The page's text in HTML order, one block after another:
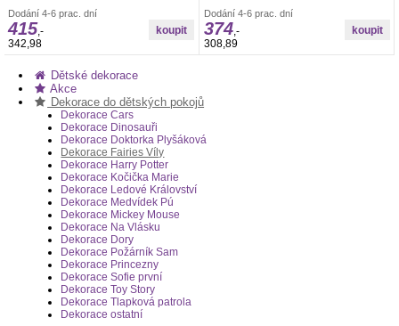
42,5 x 65 cm. Pokud je pevná zeď, tak lze
lepit i opakovaně. nálepky se aplikují
jednotlivě. Záleží jen na Vás, jak pokojíček
vydekorujete. Materiál bez ftalátů.
Dodání 4-6 prac. dní
415,-
342,98
x 65 cm. Pokud je pevná zeď, tak lze lepit i
opakovaně. nálepky se aplikují jednotlivě.
Záleží jen na Vás, jak pokojíček
vydekorujete. Materiál bez ftalátů.
Dodání 4-6 prac. dní
374,-
308,89
Dětské dekorace
Akce
Dekorace do dětských pokojů
Dekorace Cars
Dekorace Dinosauři
Dekorace Doktorka Plyšáková
Dekorace Fairies Víly
Dekorace Harry Potter
Dekorace Kočička Marie
Dekorace Ledové Království
Dekorace Medvídek Pú
Dekorace Mickey Mouse
Dekorace Na Vlásku
Dekorace Dory
Dekorace Požárník Sam
Dekorace Princezny
Dekorace Sofie první
Dekorace Toy Story
Dekorace Tlapková patrola
Dekorace ostatní